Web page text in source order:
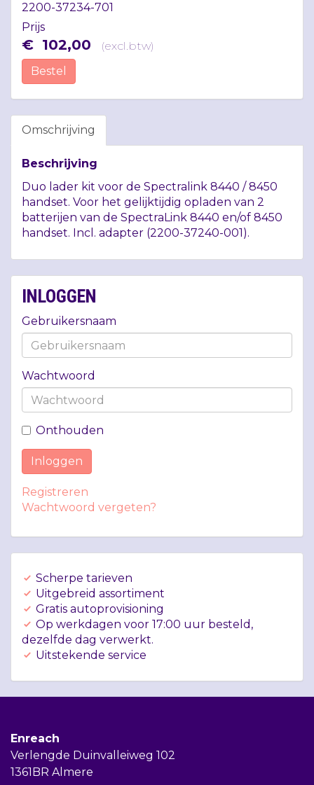
2200-37234-701
Prijs
€ 102,00 (excl.btw)
Bestel
Omschrijving
Beschrijving
Duo lader kit voor de Spectralink 8440 / 8450
handset. Voor het gelijktijdig opladen van 2
batterijen van de SpectraLink 8440 en/of 8450
handset. Incl. adapter (2200-37240-001).
INLOGGEN
Gebruikersnaam
Wachtwoord
Onthouden
Inloggen
Registreren
Wachtwoord vergeten?
Scherpe tarieven
Uitgebreid assortiment
Gratis autoprovisioning
Op werkdagen voor 17:00 uur besteld,
dezelfde dag verwerkt.
Uitstekende service
Enreach
Verlengde Duinvalleiweg 102
1361BR Almere